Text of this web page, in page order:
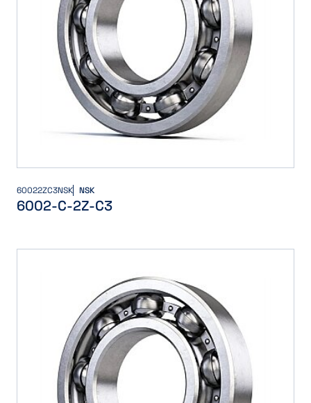
60022ZC3NSK NSK
6002-C-2Z-C3